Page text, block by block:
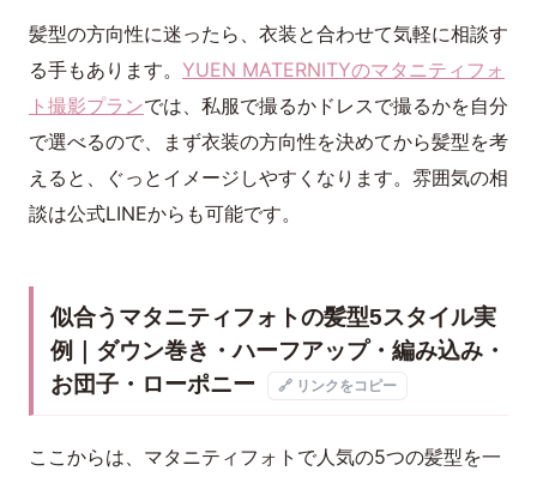
髪型の方向性に迷ったら、衣装と合わせて気軽に相談す
る手もあります。 YUEN MATERNITYのマタニティフォ
ト撮影プランでは、私服で撮るかドレスで撮るかを自分
で選べるので、まず衣装の方向性を決めてから髪型を考
えると、ぐっとイメージしやすくなります。雰囲気の相
談は公式LINEからも可能です。
似合うマタニティフォトの髪型5スタイル実
例｜ダウン巻き・ハーフアップ・編み込み・
お団子・ローポニー
🔗 リンクをコピー
ここからは、マタニティフォトで人気の5つの髪型を一